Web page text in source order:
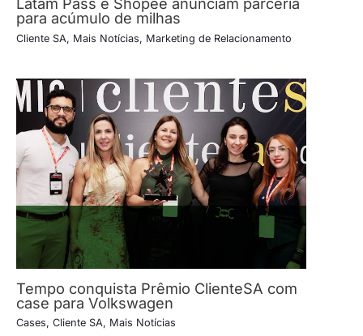
para acúmulo de milhas
Cliente SA, Mais Notícias, Marketing de Relacionamento
Tempo conquista Prêmio ClienteSA com
case para Volkswagen
Cases, Cliente SA, Mais Notícias